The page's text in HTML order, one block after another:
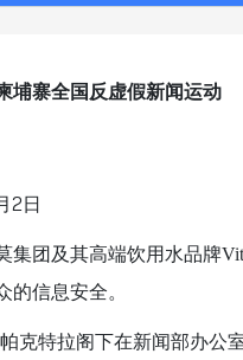
埔寨全国反虚假新闻运动
2日
集团及其高端饮用水品牌
信息安全。
克特拉阁下在新闻部办公